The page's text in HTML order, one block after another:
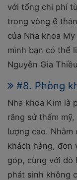
với tổng chi phí
trong vòng 6
của Nha khoa
mình bạn có thể
Nguyễn Gia
#8. Phòng
Nha khoa Kim là
răng sứ thẩm
lượng cao. Nhằm
khách hàng, đơn
góp, cùng với đó
phát sinh không